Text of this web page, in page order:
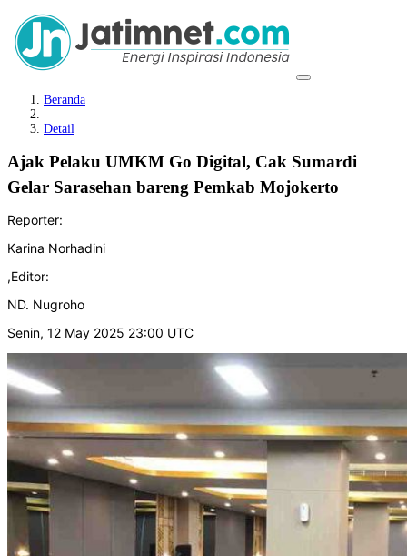
Beranda
Detail
Ajak Pelaku UMKM Go Digital, Cak Sumardi
Gelar Sarasehan bareng Pemkab Mojokerto
Reporter:
Karina Norhadini
,Editor:
ND. Nugroho
Senin, 12 May 2025 23:00 UTC